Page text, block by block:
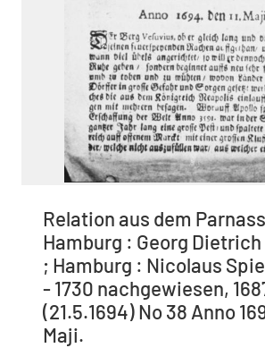
Relation aus dem
Hamburg : Georg
; Hamburg : Nicolaus
- 1730 nachgewiesen,
(21.5.1694) No 38 Anno
Maji.